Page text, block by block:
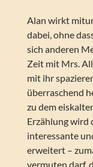
Alan wirkt
dabei, ohne
sich anderen
Zeit mit Mrs.
mit ihr
überraschend
zu dem
Erzählung wird
interessante
erweitert –
vermuten darf,